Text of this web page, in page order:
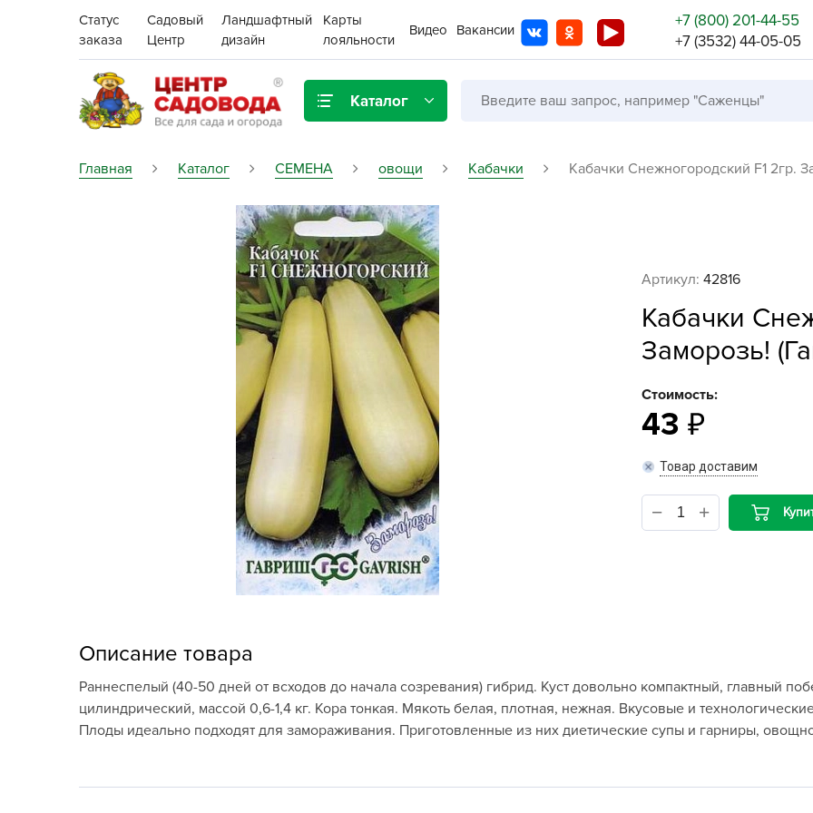
Статус
заказа
Садовый
Центр
Ландшафтный
дизайн
Карты
лояльности
Видео Вакансии
+7 (800) 201-44-55
+7 (3532) 44-05-05
Каталог
Газонная трава
Грунты, дренаж, мульча
Декор для дома и сада
Ёмкости для рассады и
Комнатные горшечные
многолетники Весна
Новогодняя продукция
Отдых в саду, пикник
Подарочные карты
Цена:
Поиск Бренды
Главная Каталог СЕМЕНА овощи Кабачки Кабачки Снежногородский F1 2гр.
Артикул: 42816
Кабачки
Заморозь!
Стоимость:
43
Товар доставим
Описание товара
Раннеспелый (40-50 дней от всходов до начала созревания) гибрид. Куст довольно компактный, главный
цилиндрический, массой 0,6-1,4 кг. Кора тонкая. Мякоть белая, плотная, нежная. Вкусовые и
Плоды идеально подходят для замораживания. Приготовленные из них диетические супы и гарниры,